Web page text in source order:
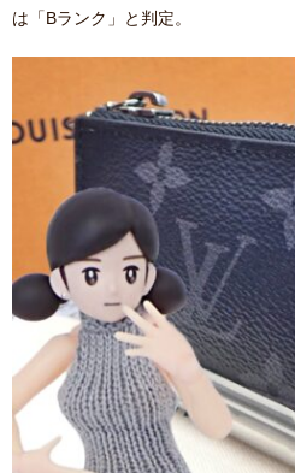
は「Bランク」と判定。